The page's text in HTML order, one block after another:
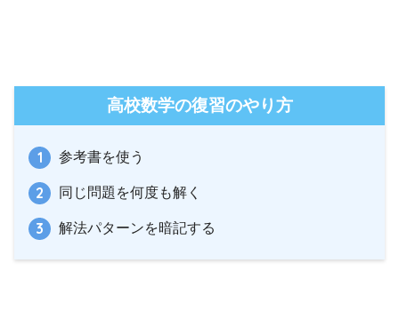
高校数学の復習のやり方
参考書を使う
同じ問題を何度も解く
解法パターンを暗記する